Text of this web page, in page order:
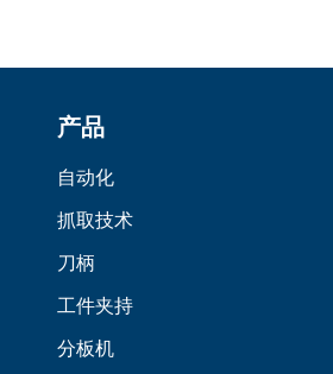
产品
自动化
抓取技术
刀柄
工件夹持
分板机